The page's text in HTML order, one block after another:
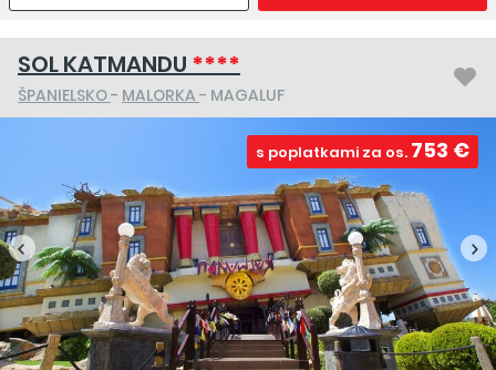
SOL KATMANDU ****
ŠPANIELSKO- MALORKA - MAGALUF
s poplatkami za os. 753 €